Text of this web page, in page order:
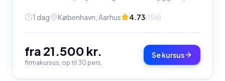
1 dag København, Aarhus 4.73(156)
fra 21.500 kr.
firmakursus, op til 30 pers.
Se kursus